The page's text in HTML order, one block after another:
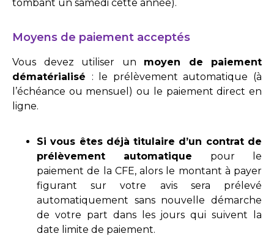
tombant un samedi cette année).
Moyens de paiement acceptés
Vous devez utiliser un moyen de paiement
dématérialisé : le prélèvement automatique (à
l’échéance ou mensuel) ou le paiement direct en
ligne.
Si vous êtes déjà titulaire d’un contrat de
prélèvement automatique pour le
paiement de la CFE, alors le montant à payer
figurant sur votre avis sera prélevé
automatiquement sans nouvelle démarche
de votre part dans les jours qui suivent la
date limite de paiement.